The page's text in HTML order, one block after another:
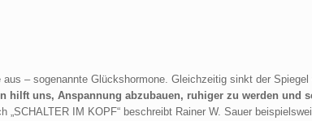
– sogenannte Glückshormone. Gleichzeitig sinkt der Spiegel
hilft uns, Anspannung abzubauen, ruhiger zu werden und
„SCHALTER IM KOPF“ beschreibt Rainer W. Sauer